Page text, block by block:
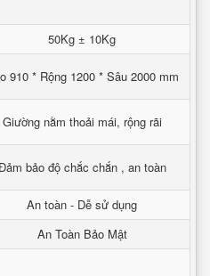
50Kg ± 10Kg
910 * Rộng 1200 * Sâu 2000 mm
Giường nằm thoải mái, rộng rãi
bảo độ chắc chắn , an toàn
An toàn - Dễ sử dụng
An Toàn Bảo Mật